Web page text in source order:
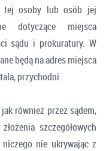
tej osoby lub osób jej
dotyczące miejsca
sądu i prokuratury. W
będą na adres miejsca
przychodni.
również przez sądem,
szczegółowych
nie ukrywając z